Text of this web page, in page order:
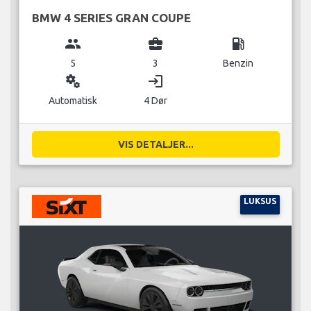
BMW 4 SERIES GRAN COUPE
group
5
business_center
3
local_gas_station
Benzin
miscellaneous_services
Automatisk
login
4 Dør
VIS DETALJER...
LUKSUS